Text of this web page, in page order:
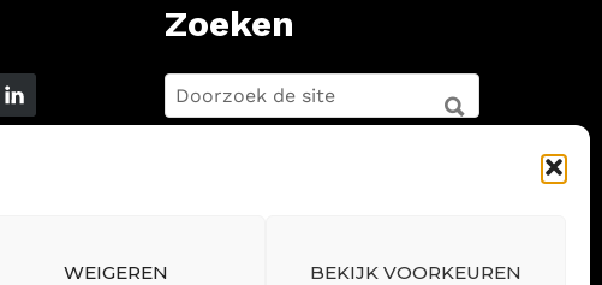
WEIGEREN BEKIJK VOORKEUREN
Zoeken
ZOEKEN
FOR: